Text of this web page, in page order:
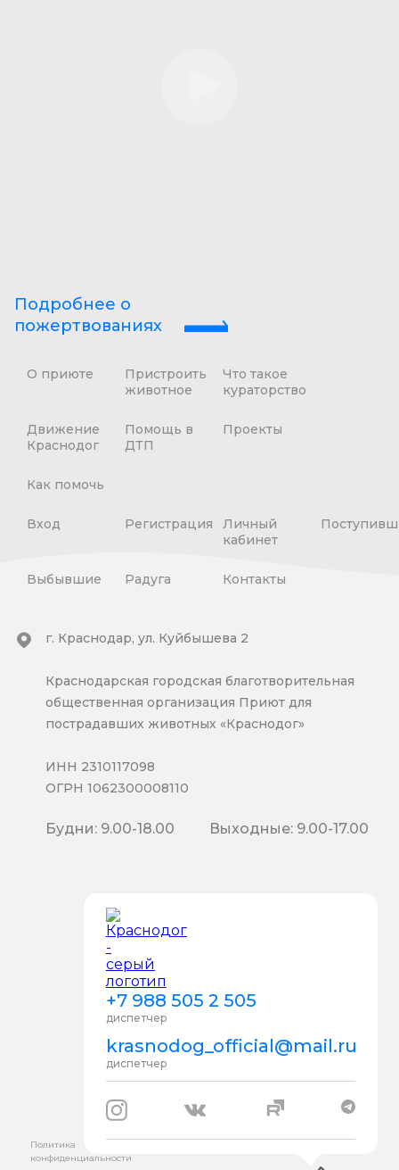
Подробнее о
пожертвованиях
О приюте
Пристроить
животное
Что такое
кураторство
Движение
Краснодог
Помощь в
ДТП
Проекты
Как помочь
Вход Регистрация
Личный
кабинет
Выбывшие Радуга Контакты
+7 988 505 2 505
диспетчер
krasnodog_official@mail.ru
диспетчер
г. Краснодар, ул. Куйбышева 2
Краснодарская городская благотворительная
общественная организация Приют для
пострадавших животных «Краснодог»
ИНН 2310117098
ОГРН 1062300008110
Будни: 9.00-18.00 Выходные: 9.00-17.00
Политика
конфиденциальности